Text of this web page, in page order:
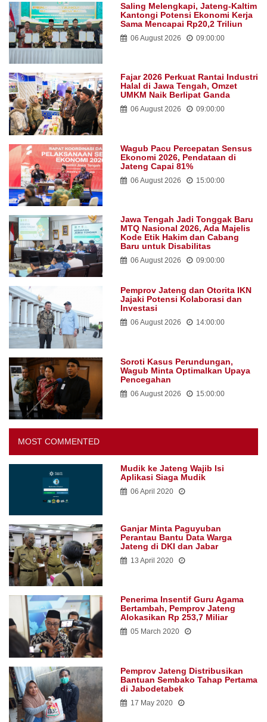
Saling Melengkapi, Jateng-Kaltim
Kantongi Potensi Ekonomi Kerja
Sama Mencapai Rp20,2 Triliun
06 August 2026 09:00:00
Fajar 2026 Perkuat Rantai Industri
Halal di Jawa Tengah, Omzet
UMKM Naik Berlipat Ganda
06 August 2026 09:00:00
Wagub Pacu Percepatan Sensus
Ekonomi 2026, Pendataan di
Jateng Capai 81%
06 August 2026 15:00:00
Jawa Tengah Jadi Tonggak Baru
MTQ Nasional 2026, Ada Majelis
Kode Etik Hakim dan Cabang
Baru untuk Disabilitas
06 August 2026 09:00:00
Pemprov Jateng dan Otorita IKN
Jajaki Potensi Kolaborasi dan
Investasi
06 August 2026 14:00:00
Soroti Kasus Perundungan,
Wagub Minta Optimalkan Upaya
Pencegahan
06 August 2026 15:00:00
MOST COMMENTED
Mudik ke Jateng Wajib Isi
Aplikasi Siaga Mudik
06 April 2020
Ganjar Minta Paguyuban
Perantau Bantu Data Warga
Jateng di DKI dan Jabar
13 April 2020
Penerima Insentif Guru Agama
Bertambah, Pemprov Jateng
Alokasikan Rp 253,7 Miliar
05 March 2020
Pemprov Jateng Distribusikan
Bantuan Sembako Tahap Pertama
di Jabodetabek
17 May 2020